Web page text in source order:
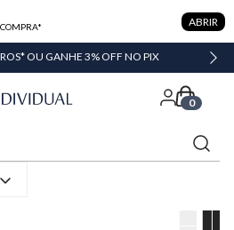
ABRIR
OU GANHE 3% OFF NO PIX
0